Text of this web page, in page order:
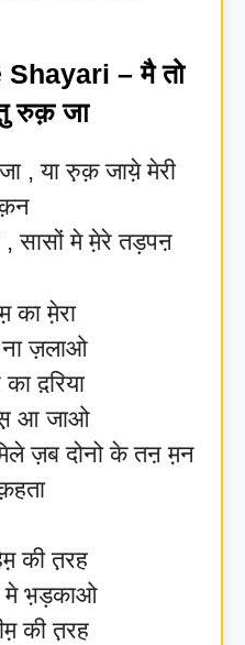
– मै तो
रुक़ जा
, या रु़क़ जाये़ मेरी
सासों मे मे़रे तड़पऩ
का मे़रा
ज़लाओ
का द़रिया
आ जाओ
ज़ब दोनो के तऩ म़न
की त़रह
मे भ़ड़काओ
की त़रह